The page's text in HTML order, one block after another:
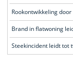
Rookontwikkeling
Brand in flatwoning
Steekincident leidt tot